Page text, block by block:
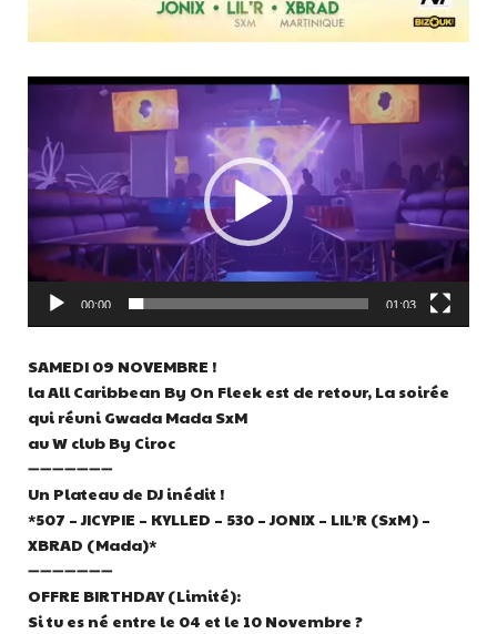
Lecteur
00:00 01:03
SAMEDI 09 NOVEMBRE !
la All Caribbean By On Fleek est de retour, La soirée
qui réuni Gwada Mada SxM
au W club By Ciroc
➖➖➖➖➖➖➖
Un Plateau de DJ inédit !
*507 – JICYPIE – KYLLED – 530 – JONIX – LIL’R (SxM) –
XBRAD (Mada)*
➖➖➖➖➖➖➖
OFFRE BIRTHDAY (Limité):
Si tu es né entre le 04 et le 10 Novembre ?